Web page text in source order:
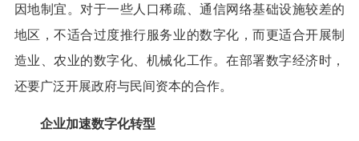
因地制宜。对于一些人口稀疏、通信网络基础设施较差的
地区，不适合过度推行服务业的数字化，而更适合开展制
造业、农业的数字化、机械化工作。在部署数字经济时，
还要广泛开展政府与民间资本的合作。
企业加速数字化转型